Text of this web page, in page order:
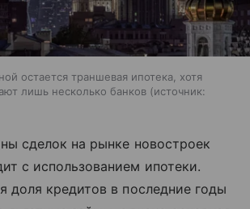
остается траншевая ипотека, хотя
лишь несколько банков
источник:
сделок на рынке новостроек
с использованием ипотеки.
доля кредитов в последние годы